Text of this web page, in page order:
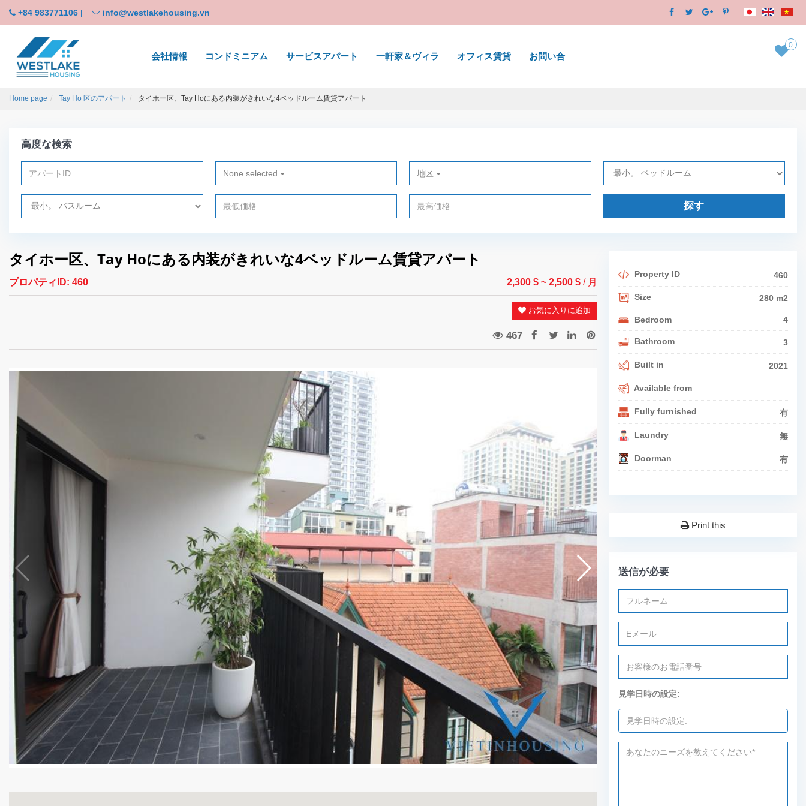
+84 983771106 | info@westlakehousing.vn
会社情報 コンドミニアム サービスアパート 一軒家＆ヴィラ オフィス賃貸 お問い合
0
Home page Tay Ho 区のアパート タイホー区、Tay Hoにある内装がきれいな4ベッドルーム賃貸アパート
高度な検索
None selected 地区
探す
タイホー区、Tay Hoにある内装がきれいな4ベッドルーム賃貸アパート
プロパティID: 460 2,300 $ ~ 2,500 $ / 月
お気に入りに追加
467
Property ID 460
Size 280 m2
Bedroom 4
Bathroom 3
Built in 2021
Available from
Fully furnished 有
Laundry 無
Doorman 有
Print this
送信が必要
見学日時の設定: